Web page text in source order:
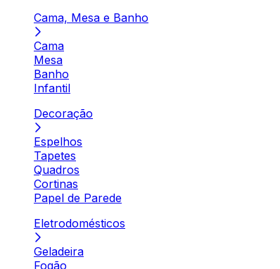
Cama, Mesa e Banho
Cama
Mesa
Banho
Infantil
Decoração
Espelhos
Tapetes
Quadros
Cortinas
Papel de Parede
Eletrodomésticos
Geladeira
Fogão